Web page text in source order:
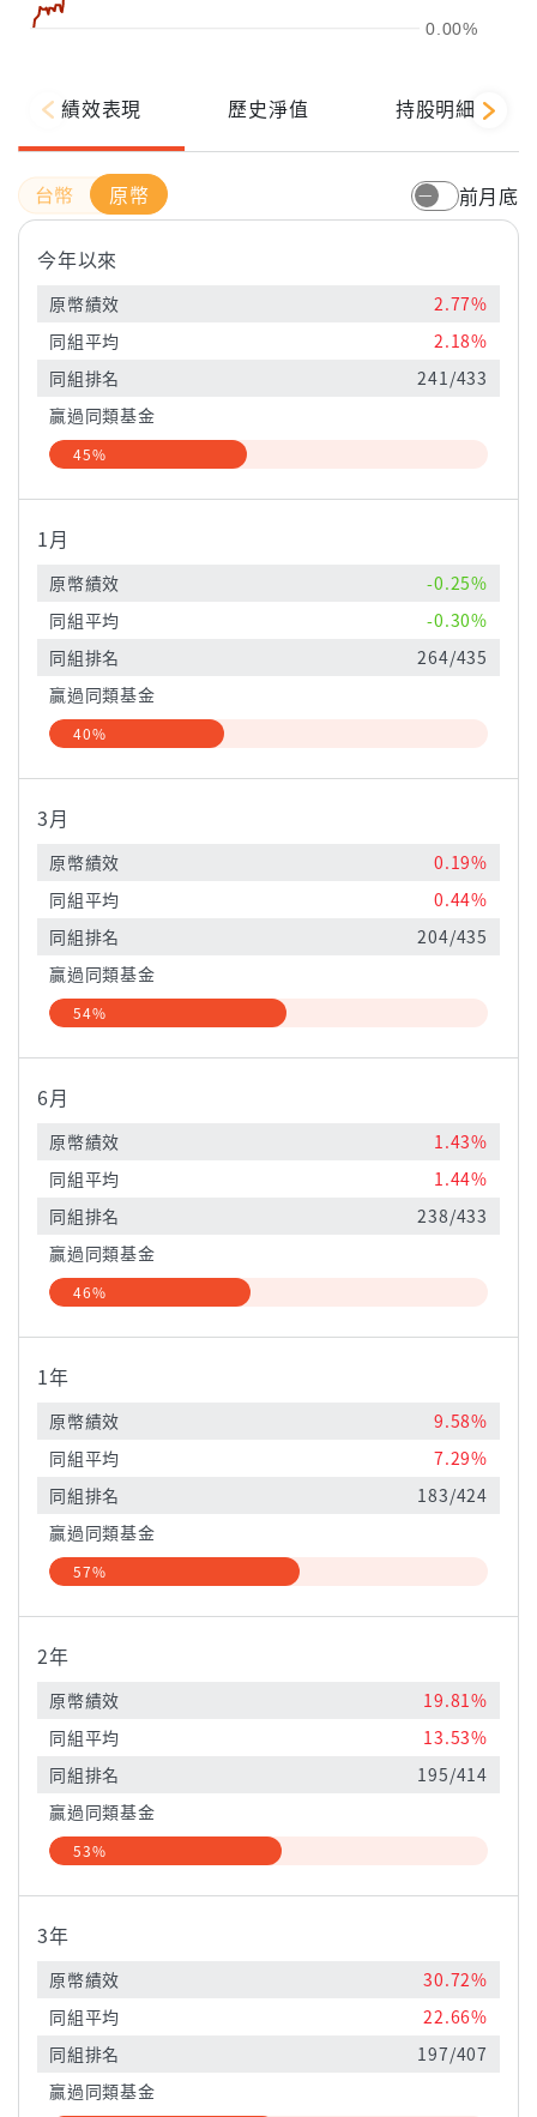
0.00%
績效表現 歷史淨值 持股明細
原幣 前月底
今年以來
原幣績效
2.77%
同組平均
2.18%
同組排名
241/433
贏過同類基金
45%
1月
原幣績效
-0.25%
同組平均
-0.30%
同組排名
264/435
贏過同類基金
40%
3月
原幣績效
0.19%
同組平均
0.44%
同組排名
204/435
贏過同類基金
54%
6月
原幣績效
1.43%
同組平均
1.44%
同組排名
238/433
贏過同類基金
46%
1年
原幣績效
9.58%
同組平均
7.29%
同組排名
183/424
贏過同類基金
57%
2年
原幣績效
19.81%
同組平均
13.53%
同組排名
195/414
贏過同類基金
53%
3年
原幣績效
30.72%
同組平均
22.66%
同組排名
197/407
贏過同類基金